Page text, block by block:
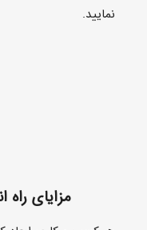
نمایید.
روند. در واقع می